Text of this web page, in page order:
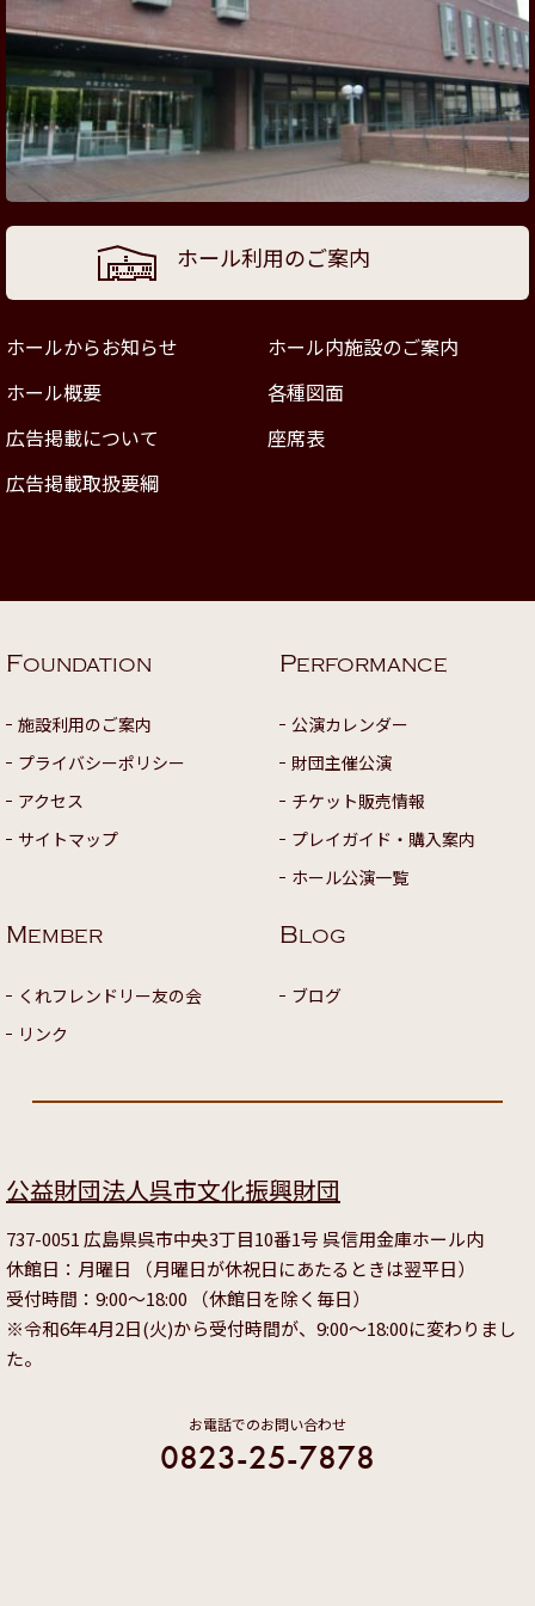
ホール利用のご案内
ホールからお知らせ
ホール内施設のご案内
ホール概要
各種図面
広告掲載について
座席表
広告掲載取扱要綱
FOUNDATION
施設利用のご案内
プライバシーポリシー
アクセス
サイトマップ
PERFORMANCE
公演カレンダー
財団主催公演
チケット販売情報
プレイガイド・購入案内
ホール公演一覧
MEMBER
くれフレンドリー友の会
リンク
BLOG
ブログ
公益財団法人呉市文化振興財団
737-0051 広島県呉市中央3丁目10番1号 呉信用金庫ホール内
休館日：月曜日 （月曜日が休祝日にあたるときは翌平日）
受付時間：9:00～18:00 （休館日を除く毎日）
※令和6年4月2日(火)から受付時間が、9:00～18:00に変わりまし
た。
お電話でのお問い合わせ
0823-25-7878